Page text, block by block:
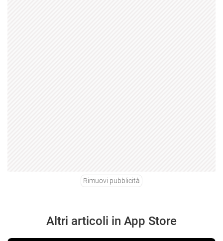
Rimuovi pubblicità
Altri articoli in App Store